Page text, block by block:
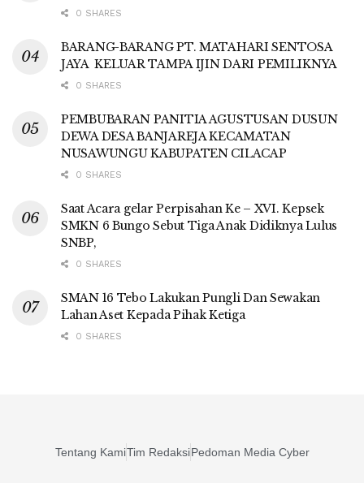
0 SHARES
BARANG-BARANG PT. MATAHARI SENTOSA
JAYA KELUAR TAMPA IJIN DARI PEMILIKNYA
0 SHARES
PEMBUBARAN PANITIA AGUSTUSAN DUSUN
DEWA DESA BANJAREJA KECAMATAN
NUSAWUNGU KABUPATEN CILACAP
0 SHARES
Saat Acara gelar Perpisahan Ke – XVI. Kepsek
SMKN 6 Bungo Sebut Tiga Anak Didiknya Lulus
SNBP,
0 SHARES
SMAN 16 Tebo Lakukan Pungli Dan Sewakan
Lahan Aset Kepada Pihak Ketiga
0 SHARES
Tentang KamiTim RedaksiPedoman Media Cyber